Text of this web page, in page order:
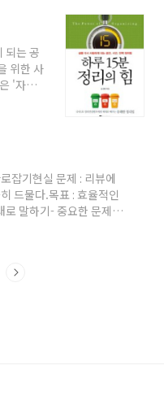
기계
읽고 끝
여러 책
사기가
기부
가 정
되는 공
위한 사
'자신
것이
입사
바탕
던 첫
람과
받은 선
잊어
만
잡기현실 문제 : 리뷰에
드물다.목표 : 효율적인
말하기- 중요한 문제에
량만 채우면 불성실해
확대되면 도움이 되지
큰 목적이다. [리뷰 결과]